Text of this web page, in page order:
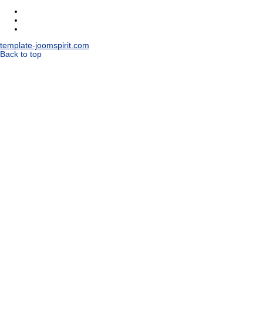
template-joomspirit.com
Back to top